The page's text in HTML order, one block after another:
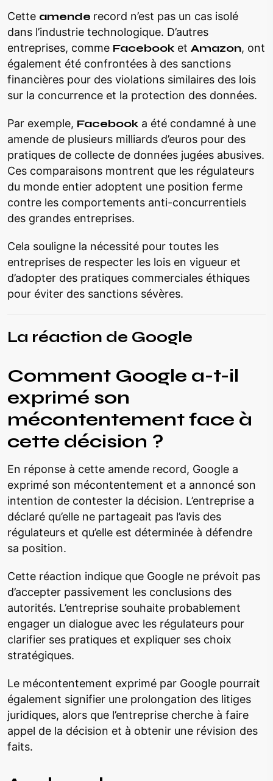
Cette amende record n’est pas un cas isolé
dans l’industrie technologique. D’autres
entreprises, comme Facebook et Amazon, ont
également été confrontées à des sanctions
financières pour des violations similaires des lois
sur la concurrence et la protection des données.
Par exemple, Facebook a été condamné à une
amende de plusieurs milliards d’euros pour des
pratiques de collecte de données jugées abusives.
Ces comparaisons montrent que les régulateurs
du monde entier adoptent une position ferme
contre les comportements anti-concurrentiels
des grandes entreprises.
Cela souligne la nécessité pour toutes les
entreprises de respecter les lois en vigueur et
d’adopter des pratiques commerciales éthiques
pour éviter des sanctions sévères.
La réaction de Google
Comment Google a-t-il
exprimé son
mécontentement face à
cette décision ?
En réponse à cette amende record, Google a
exprimé son mécontentement et a annoncé son
intention de contester la décision. L’entreprise a
déclaré qu’elle ne partageait pas l’avis des
régulateurs et qu’elle est déterminée à défendre
sa position.
Cette réaction indique que Google ne prévoit pas
d’accepter passivement les conclusions des
autorités. L’entreprise souhaite probablement
engager un dialogue avec les régulateurs pour
clarifier ses pratiques et expliquer ses choix
stratégiques.
Le mécontentement exprimé par Google pourrait
également signifier une prolongation des litiges
juridiques, alors que l’entreprise cherche à faire
appel de la décision et à obtenir une révision des
faits.